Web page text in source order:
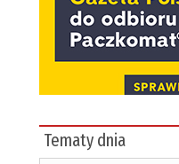
Tematy dnia